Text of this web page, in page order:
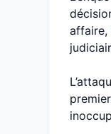
affaire,